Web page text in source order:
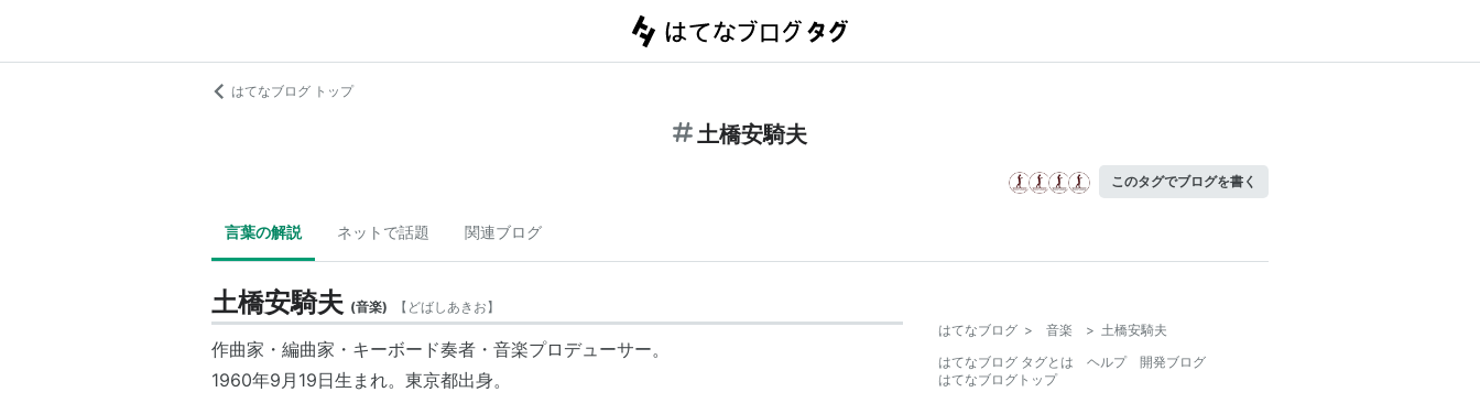
はてなブログ トップ
土橋安騎夫
このタグでブログを書く
言葉の解説 ネットで話題 関連ブログ
土橋安騎夫 (音楽) 【 どばしあきお】
作曲家・編曲家・キーボード奏者・音楽プロデューサー。
1960年9月19日生まれ。東京都出身。
はてなブログ > 音楽 > 土橋安騎夫
はてなブログ タグとは
ヘルプ
開発ブログ
はてなブログトップ